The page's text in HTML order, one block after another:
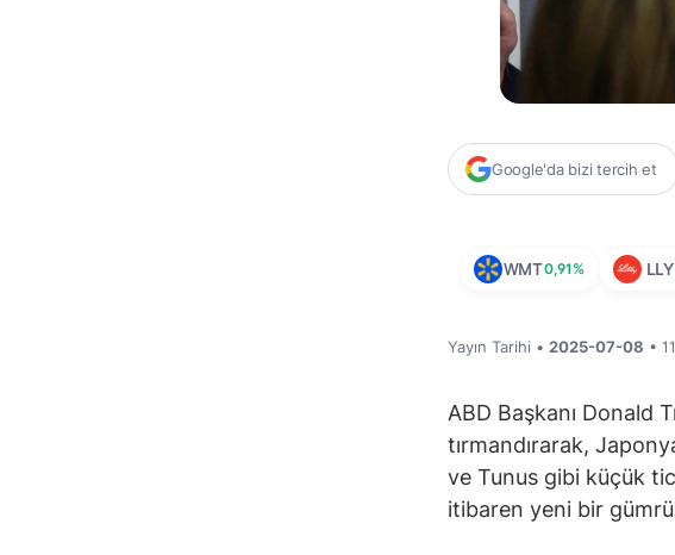
Google'da bizi tercih et
WMT0,91% LLY
Yayın Tarihi • 2025-07-08 •
ABD Başkanı Donald
tırmandırarak,
ve Tunus gibi küçük
itibaren yeni bir